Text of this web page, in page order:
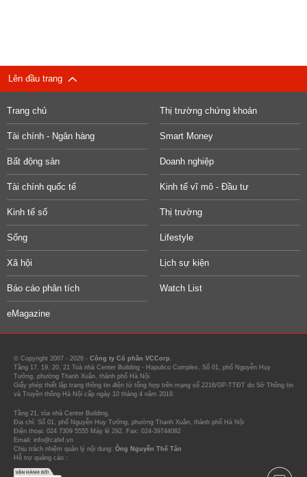
Lên đầu trang
Trang chủ Thị trường chứng khoán
Tài chính - Ngân hàng Smart Money
Bất động sản Doanh nghiệp
Tài chính quốc tế Kinh tế vĩ mô - Đầu tư
Kinh tế số Thị trường
Sống Lifestyle
Xã hội Lịch sự kiện
Báo cáo phân tích Watch List
eMagazine
© Copyright 2007 - 2026 - Công ty Cổ phần VCCorp.
Tầng 17, 19, 20, 21 Toà nhà Center Building - Hapulico Complex, Số 01, phố Nguyễn Huy
Tưởng, phường Thanh Xuân, thành phố Hà Nội
Giấy phép thiết lập trang thông tin điện tử tổng hợp trên mạng số 2216/GP-TTĐT do Sở Thông tin
và Truyền thông Hà Nội cấp ngày 10 tháng 4 năm 2019.
Tầng 21, tòa nhà Center Building.
Địa chỉ: Số 01, phố Nguyễn Huy Tưởng, phường Thanh Xuân, thành phố Hà Nội
Điện thoại: 024 7309 5555 Máy lẻ 292. Fax: 024-39744082
Email: info@cafef.vn
Chịu trách nhiệm quản lý nội dung: Ông Nguyễn Thế Tân
Hỗ trợ quảng cáo :